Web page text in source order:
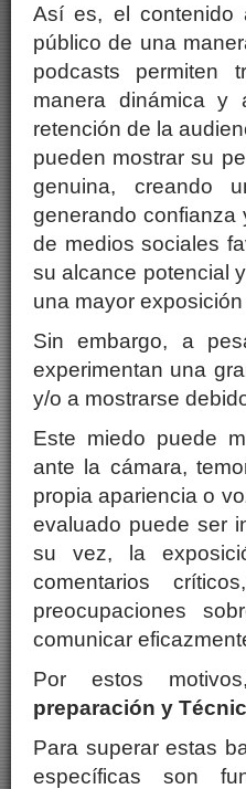
Así es, el contenido
público de una
podcasts permiten
manera dinámica y
retención de la
pueden mostrar su
genuina, creando
generando confianza
de medios sociales
su alcance potencial
una mayor
Sin embargo, a
experimentan una
y/o a mostrarse
Este miedo puede
ante la cámara,
propia apariencia o
evaluado puede ser
su vez, la
comentarios
preocupaciones
comunicar
Por estos
preparación y
Para superar estas
específicas son